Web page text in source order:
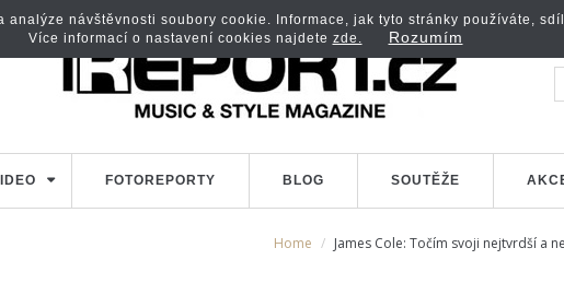
FOTOREPORTY BLOG SOUTĚŽE
Home James Cole: Točím svoji nejtvrdší a
návštěvnosti soubory cookie. Informace, jak tyto stránky používáte,
Více informací o nastavení cookies najdete zde. Rozumím